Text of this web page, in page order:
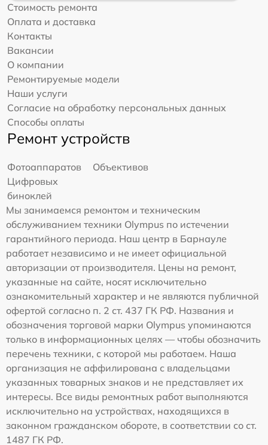
Стоимость ремонта
Оплата и доставка
Контакты
Вакансии
О компании
Ремонтируемые модели
Наши услуги
Согласие на обработку персональных данных
Способы оплаты
Ремонт устройств
Фотоаппаратов
Объективов
Цифровых
биноклей
Мы занимаемся ремонтом и техническим
обслуживанием техники Olympus по истечении
гарантийного периода. Наш центр в Барнауле
работает независимо и не имеет официальной
авторизации от производителя. Цены на ремонт,
указанные на сайте, носят исключительно
ознакомительный характер и не являются публичной
офертой согласно п. 2 ст. 437 ГК РФ. Названия и
обозначения торговой марки Olympus упоминаются
только в информационных целях — чтобы обозначить
перечень техники, с которой мы работаем. Наша
организация не аффилирована с владельцами
указанных товарных знаков и не представляет их
интересы. Все виды ремонтных работ выполняются
исключительно на устройствах, находящихся в
законном гражданском обороте, в соответствии со ст.
1487 ГК РФ.